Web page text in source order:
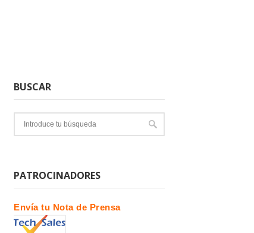
BUSCAR
PATROCINADORES
Envía tu Nota de Prensa